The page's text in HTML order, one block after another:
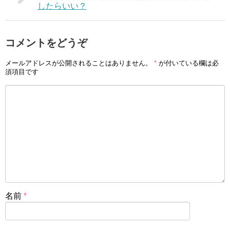
したらいい？
コメントをどうぞ
メールアドレスが公開されることはありません。 * が付いている欄は必
須項目です
名前 *